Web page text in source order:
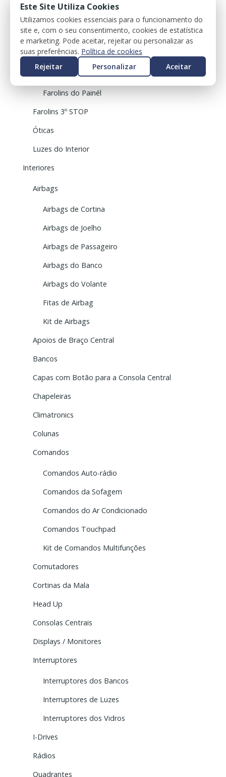
Faróis Nevoeiro
Farolins de Pisca Frontais
Farolins Traseiros
Farolins da Mala
Farolins do Painél
Farolins 3º STOP
Óticas
Luzes do Interior
Interiores
Airbags
Airbags de Cortina
Airbags de Joelho
Airbags de Passageiro
Airbags do Banco
Airbags do Volante
Fitas de Airbag
Kit de Airbags
Apoios de Braço Central
Bancos
Capas com Botão para a Consola Central
Chapeleiras
Climatronics
Colunas
Comandos
Comandos Auto-rádio
Comandos da Sofagem
Comandos do Ar Condicionado
Comandos Touchpad
Kit de Comandos Multifunções
Comutadores
Cortinas da Mala
Head Up
Consolas Centrais
Displays / Monitores
Interruptores
Interruptores dos Bancos
Interruptores de Luzes
Interruptores dos Vidros
I-Drives
Rádios
Quadrantes
Este Site Utiliza Cookies
Utilizamos cookies essenciais para o funcionamento do
site e, com o seu consentimento, cookies de estatística
e marketing. Pode aceitar, rejeitar ou personalizar as
suas preferências. Política de cookies
Rejeitar
Personalizar Aceitar